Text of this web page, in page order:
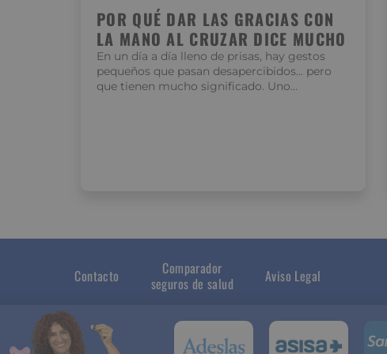
POR QUÉ DAR LAS GRACIAS CON
LA MANO AL CRUZAR DICE MUCHO
En un día a día lleno de prisas, hay gestos
pequeños que pasan desapercibidos… pero
que tienen mucho significado. Uno…
Contacto
Comparador
seguros de salud
Aviso Legal